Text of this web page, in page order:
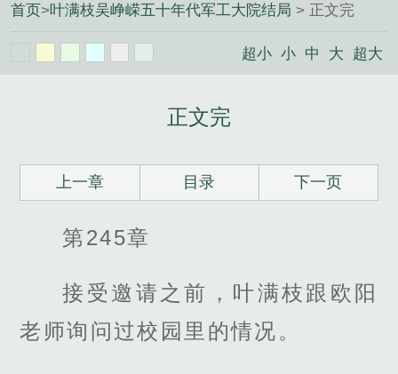
首页>叶满枝吴峥嵘五十年代军工大院结局 > 正文完
超小 小 中 大 超大
正文完
上一章 目录 下一页
第245章
接受邀请之前，叶满枝跟欧阳
老师询问过校园里的情况。